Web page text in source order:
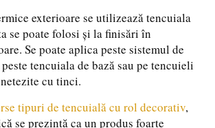
exterioare se utilizează tencuiala
se poate folosi și la finisări în
Se poate aplica peste sistemul de
tencuiala de bază sau pe tencuieli
cu tinci.
tipuri de tencuială cu rol decorativ,
se prezintă ca un produs foarte